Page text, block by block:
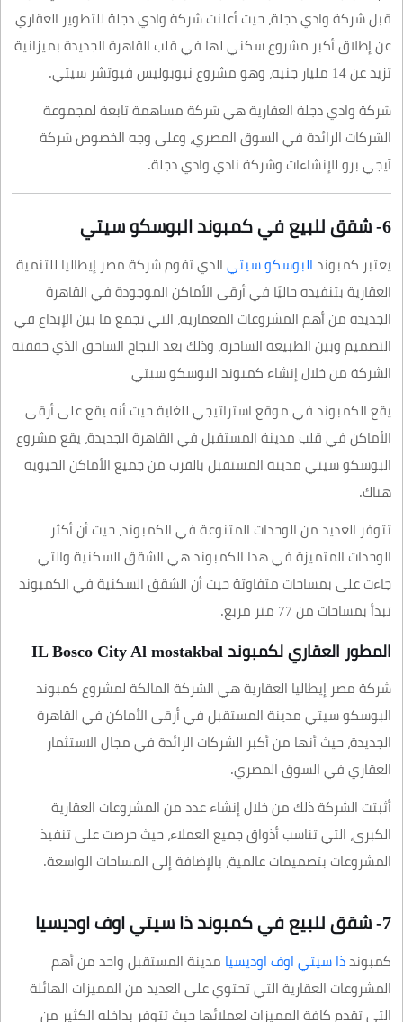
قبل شركة وادي دجلة، حيث أعلنت شركة وادي دجلة للتطوير العقاري
عن إطلاق أكبر مشروع سكني لها في قلب القاهرة الجديدة بميزانية
تزيد عن 14 مليار جنيه، وهو مشروع نيوبوليس فيوتشر سيتي.
شركة وادي دجلة العقارية هي شركة مساهمة تابعة لمجموعة
الشركات الرائدة في السوق المصري، وعلى وجه الخصوص شركة
آيجي برو للإنشاءات وشركة نادي وادي دجلة.
6- شقق للبيع في كمبوند البوسكو سيتي
يعتبر كمبوند البوسكو سيتي الذي تقوم شركة مصر إيطاليا للتنمية
العقارية بتنفيذه حاليًا في أرقى الأماكن الموجودة في القاهرة
الجديدة من أهم المشروعات المعمارية، التي تجمع ما بين الإبداع في
التصميم وبين الطبيعة الساحرة، وذلك بعد النجاح الساحق الذي حققته
الشركة من خلال إنشاء كمبوند البوسكو سيتي
يقع الكمبوند في موقع استراتيجي للغاية حيث أنه يقع على أرقى
الأماكن في قلب مدينة المستقبل في القاهرة الجديدة، يقع مشروع
البوسكو سيتي مدينة المستقبل بالقرب من جميع الأماكن الحيوية
هناك.
تتوفر العديد من الوحدات المتنوعة في الكمبوند، حيث أن أكثر
الوحدات المتميزة في هذا الكمبوند هي الشقق السكنية والتي
جاءت على بمساحات متفاوتة حيث أن الشقق السكنية في الكمبوند
تبدأ بمساحات من 77 متر مربع.
المطور العقاري لكمبوند IL Bosco City Al mostakbal
شركة مصر إيطاليا العقارية هي الشركة المالكة لمشروع كمبوند
البوسكو سيتي مدينة المستقبل في أرقى الأماكن في القاهرة
الجديدة، حيث أنها من أكبر الشركات الرائدة في مجال الاستثمار
العقاري في السوق المصري.
أثبتت الشركة ذلك من خلال إنشاء عدد من المشروعات العقارية
الكبرى، التي تناسب أذواق جميع العملاء، حيث حرصت على تنفيذ
المشروعات بتصميمات عالمية، بالإضافة إلى المساحات الواسعة.
7- شقق للبيع في كمبوند ذا سيتي اوف اوديسيا
كمبوند ذا سيتي اوف اوديسيا
مدينة المستقبل واحد من أهم
المشروعات العقارية التي تحتوي على العديد من المميزات الهائلة
التي تقدم كافة المميزات لعملائها حيث تتوفر بداخله الكثير من